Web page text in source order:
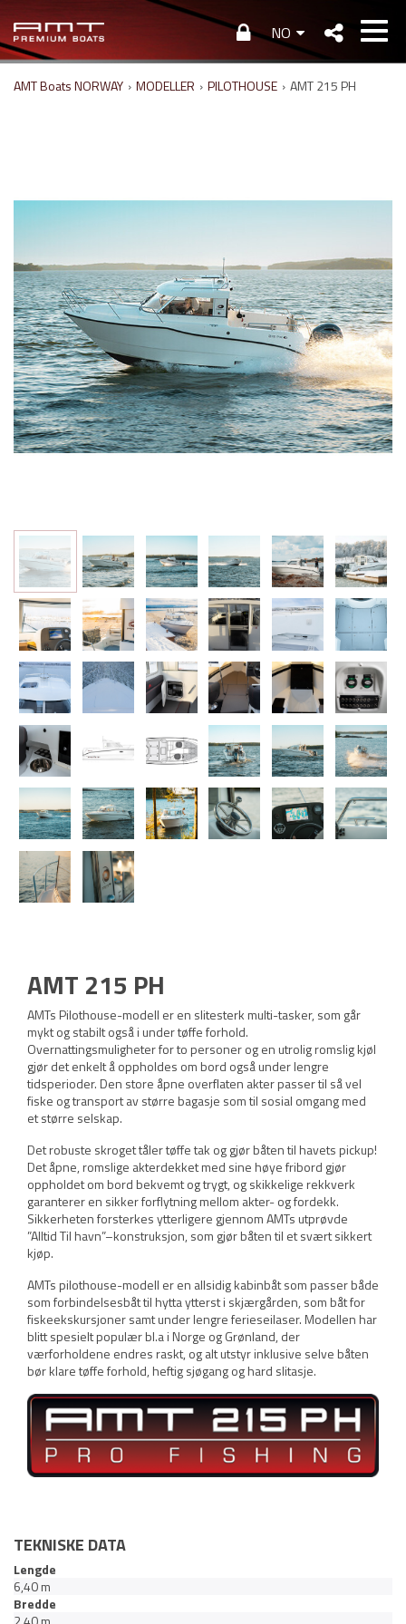
NO
AMT Boats NORWAY › MODELLER › PILOTHOUSE › AMT 215 PH
AMT 215 PH
AMTs Pilothouse-modell er en slitesterk multi-tasker, som går
mykt og stabilt også i under tøffe forhold.
Overnattingsmuligheter for to personer og en utrolig romslig kjøl
gjør det enkelt å oppholdes om bord også under lengre
tidsperioder. Den store åpne overflaten akter passer til så vel
fiske og transport av større bagasje som til sosial omgang med
et større selskap.
Det robuste skroget tåler tøffe tak og gjør båten til havets pickup!
Det åpne, romslige akterdekket med sine høye fribord gjør
oppholdet om bord bekvemt og trygt, og skikkelige rekkverk
garanterer en sikker forflytning mellom akter- og fordekk.
Sikkerheten forsterkes ytterligere gjennom AMTs utprøvde
”Alltid Til havn”–konstruksjon, som gjør båten til et svært sikkert
kjøp.
AMTs pilothouse-modell er en allsidig kabinbåt som passer både
som forbindelsesbåt til hytta ytterst i skjærgården, som båt for
fiskeekskursjoner samt under lengre ferieseilaser. Modellen har
blitt spesielt populær bl.a i Norge og Grønland, der
værforholdene endres raskt, og alt utstyr inklusive selve båten
bør klare tøffe forhold, heftig sjøgang og hard slitasje.
TEKNISKE DATA
Lengde
6,40 m
Bredde